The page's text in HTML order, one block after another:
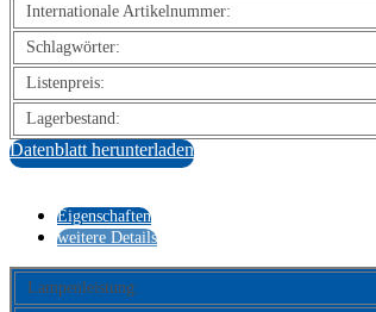
Internationale Artikelnummer:
Schlagwörter:
Listenpreis:
Lagerbestand:
Datenblatt herunterladen
Eigenschaften
weitere Details
Lampenleistung: